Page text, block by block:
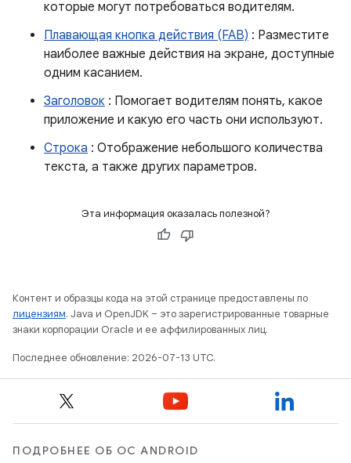
которые могут потребоваться водителям.
Плавающая кнопка действия (FAB) : Разместите
наиболее важные действия на экране, доступные
одним касанием.
Заголовок : Помогает водителям понять, какое
приложение и какую его часть они используют.
Строка : Отображение небольшого количества
текста, а также других параметров.
Эта информация оказалась полезной?
Контент и образцы кода на этой странице предоставлены по
лицензиям. Java и OpenJDK – это зарегистрированные товарные
знаки корпорации Oracle и ее аффилированных лиц.
Последнее обновление: 2026-07-13 UTC.
ПОДРОБНЕЕ ОБ ОС ANDROID